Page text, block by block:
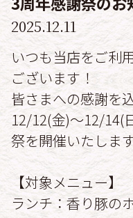
2025.12.11
いつも当店をご利
ございます！
皆さまへの感謝を
12/12(金)～12/14(
祭を開催いたしま
【対象メニュー】
ランチ：香り豚の